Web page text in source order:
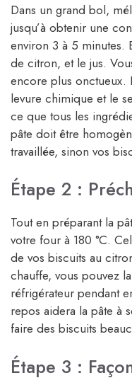
Dans un grand bol,
jusqu’à obtenir une
environ 3 à 5 minutes.
de citron, et le jus.
encore plus onctueux.
levure chimique et le
ce que tous les
pâte doit être
travaillée, sinon vos
Étape 2 :
Tout en préparant la
votre four à 180 °C.
de vos biscuits au
chauffe, vous pouvez
réfrigérateur pendant
repos aidera la pâte à
faire des biscuits
Étape 3 :